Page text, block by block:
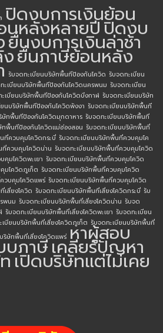
ปิดงบการเงินย้อน
หลังหลายปีปิดงบ
ยื่นงบการเงินล่าช้า
ยื่นภาษีย้อนหลัง
รับจดทะเบียนบริษัทพื้นทีป้องกันโควิด รับจดทะเบียน
ะเบียนบริษัทพื้นทีป้องกันโควิดนครพนม รับจดทะเบียน
ะเบียนบริษัทพื้นทีป้องกันโควิดบึงกาฬ รับจดทะเบียนบริษัท
ยนบริษัทพื้นทีป้องกันโควิดพังงา รับจดทะเบียนบริษัทพื้นที
ษัทพื้นทีป้องกันโควิดมุกดาหาร รับจดทะเบียนบริษัทพื้นที
ทพื้นทีป้องกันโควิดแม่ฮ่องสอน รับจดทะเบียนบริษัทพื้นที่
ที่ควบคุมโควิดกระบี่ รับจดทะเบียนบริษัทพื้นที่ควบคุมโค
ที่ควบคุมโควิดน่าน รับจดทะเบียนบริษัทพื้นที่ควบคุมโควิด
มโควิดพะเยา รับจดทะเบียนบริษัทพื้นที่ควบคุมโควิด
มโควิดภูเก็ต รับจดทะเบียนบริษัทพื้นที่ควบคุมโควิด
วบคุมโควิดแพร่ รับจดทะเบียนบริษัทพื้นที่ควบคุมโควิด
เสี่ยงโควิด รับจดทะเบียนบริษัทพื้นที่เสี่ยงโควิดกระบี่ รับ
พนม รับจดทะเบียนบริษัทพื้นที่เสี่ยงโควิดน่าน รับจด
รับจดทะเบียนบริษัทพื้นที่เสี่ยงโควิดพะเยา รับจดทะเบียน
เบียนบริษัทพื้นที่เสี่ยงโควิดภูเก็ต รับจดทะเบียนบริษัทพื้นที่
ริษัทพื้นที่เสี่ยงโควิดแพร่ หาผู้สอบ
บภาษีเคลียร์ปัญหา
เปิดบริษัทแต่ไม่เคย